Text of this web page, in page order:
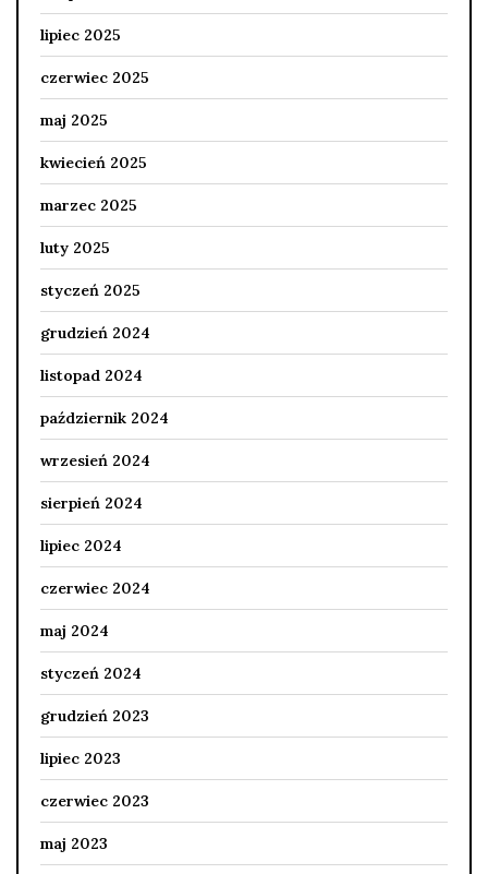
lipiec 2025
czerwiec 2025
maj 2025
kwiecień 2025
marzec 2025
luty 2025
styczeń 2025
grudzień 2024
listopad 2024
październik 2024
wrzesień 2024
sierpień 2024
lipiec 2024
czerwiec 2024
maj 2024
styczeń 2024
grudzień 2023
lipiec 2023
czerwiec 2023
maj 2023